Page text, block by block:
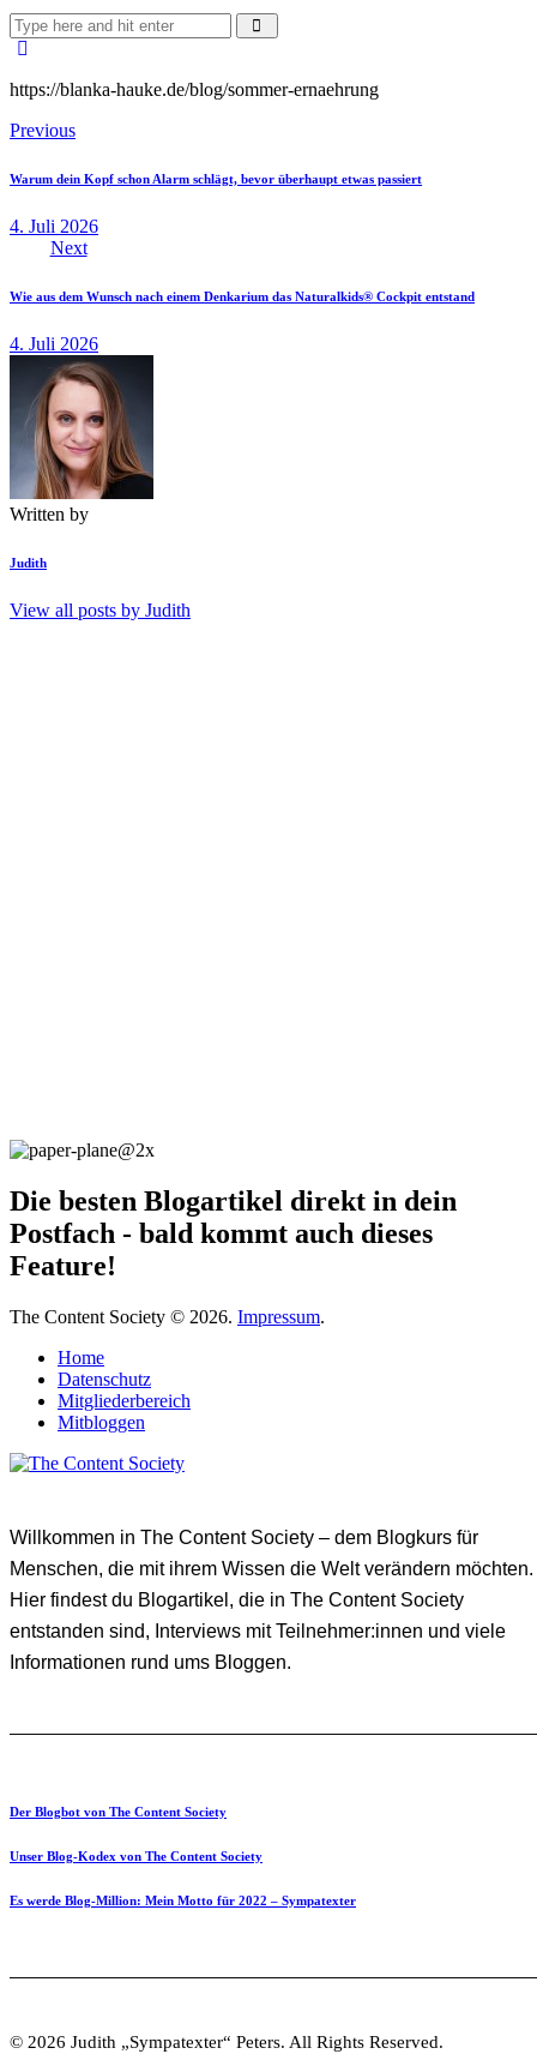
https://blanka-hauke.de/blog/sommer-ernaehrung
Beitragsnavigation
Previous
Warum dein Kopf schon Alarm schlägt, bevor überhaupt etwas passiert
4. Juli 2026
Next
Wie aus dem Wunsch nach einem Denkarium das Naturalkids® Cockpit entstand
4. Juli 2026
Written by
Judith
View all posts by Judith
Die besten Blogartikel direkt in dein
Postfach - bald kommt auch dieses
Feature!
The Content Society © 2026. Impressum.
Home
Datenschutz
Mitgliederbereich
Mitbloggen
Willkommen in The Content Society – dem Blogkurs für
Menschen, die mit ihrem Wissen die Welt verändern möchten.
Hier findest du Blogartikel, die in The Content Society
entstanden sind, Interviews mit Teilnehmer:innen und viele
Informationen rund ums Bloggen.
Der Blogbot von The Content Society
Unser Blog-Kodex von The Content Society
Es werde Blog-Million: Mein Motto für 2022 – Sympatexter
© 2026 Judith „Sympatexter“ Peters. All Rights Reserved.